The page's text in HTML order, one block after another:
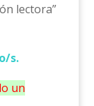
lectora”
s.
un